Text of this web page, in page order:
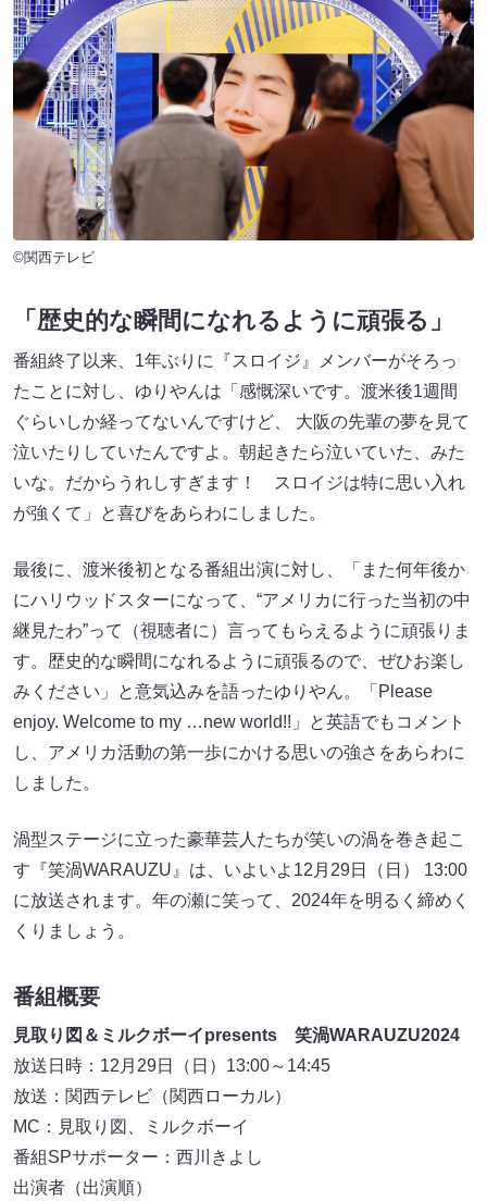
©関西テレビ
「歴史的な瞬間になれるように頑張る」
番組終了以来、1年ぶりに『スロイジ』メンバーがそろっ
たことに対し、ゆりやんは「感慨深いです。渡米後1週間
ぐらいしか経ってないんですけど、 大阪の先輩の夢を見て
泣いたりしていたんですよ。朝起きたら泣いていた、みた
いな。だからうれしすぎます！ スロイジは特に思い入れ
が強くて」と喜びをあらわにしました。
最後に、渡米後初となる番組出演に対し、「また何年後か
にハリウッドスターになって、“アメリカに行った当初の中
継見たわ”って（視聴者に）言ってもらえるように頑張りま
す。歴史的な瞬間になれるように頑張るので、ぜひお楽し
みください」と意気込みを語ったゆりやん。「Please
enjoy. Welcome to my …new world!!」と英語でもコメント
し、アメリカ活動の第一歩にかける思いの強さをあらわに
しました。
渦型ステージに立った豪華芸人たちが笑いの渦を巻き起こ
す『笑渦WARAUZU』は、いよいよ12月29日（日） 13:00
に放送されます。年の瀬に笑って、2024年を明るく締めく
くりましょう。
番組概要
見取り図＆ミルクボーイpresents 笑渦WARAUZU2024
放送日時：12月29日（日）13:00～14:45
放送：関西テレビ（関西ローカル）
MC：見取り図、ミルクボーイ
番組SPサポーター：西川きよし
出演者（出演順）